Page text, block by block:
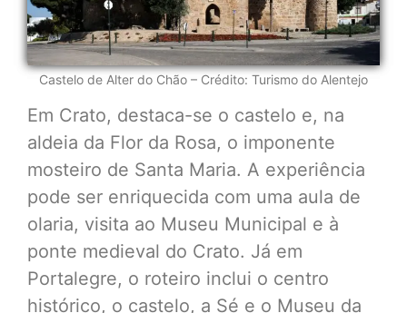
Castelo de Alter do Chão – Crédito: Turismo do Alentejo
Em Crato, destaca-se o castelo e, na
aldeia da Flor da Rosa, o imponente
mosteiro de Santa Maria. A experiência
pode ser enriquecida com uma aula de
olaria, visita ao Museu Municipal e à
ponte medieval do Crato. Já em
Portalegre, o roteiro inclui o centro
histórico, o castelo, a Sé e o Museu da